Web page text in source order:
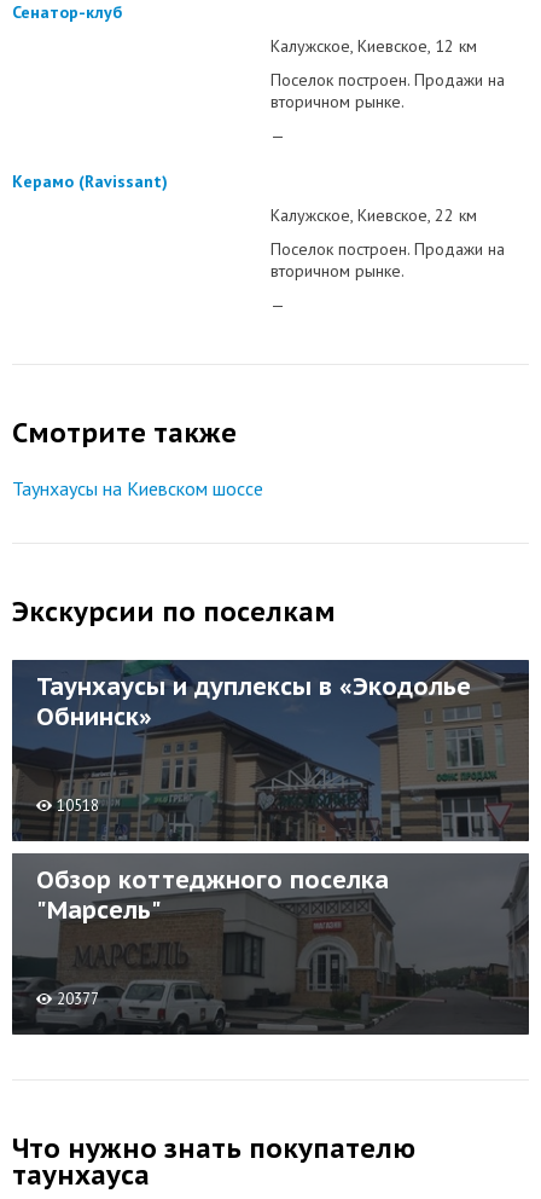
Сенатор-клуб
Калужское Киевское 12 км
Поселок построен. Продажи на
вторичном рынке.
—
Керамо (Ravissant)
Калужское Киевское 22 км
Поселок построен. Продажи на
вторичном рынке.
—
Смотрите также
Таунхаусы на Киевском шоссе
Экскурсии по поселкам
Таунхаусы и дуплексы в «Экодолье
Обнинск»
10518
Обзор коттеджного поселка
"Марсель"
20377
Что нужно знать покупателю
таунхауса